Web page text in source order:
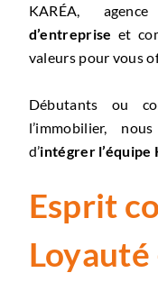
KARÉA,
d’entreprise et
valeurs pour vous
Débutants ou
l’immobilier,
d’intégrer l’équipe
Esprit